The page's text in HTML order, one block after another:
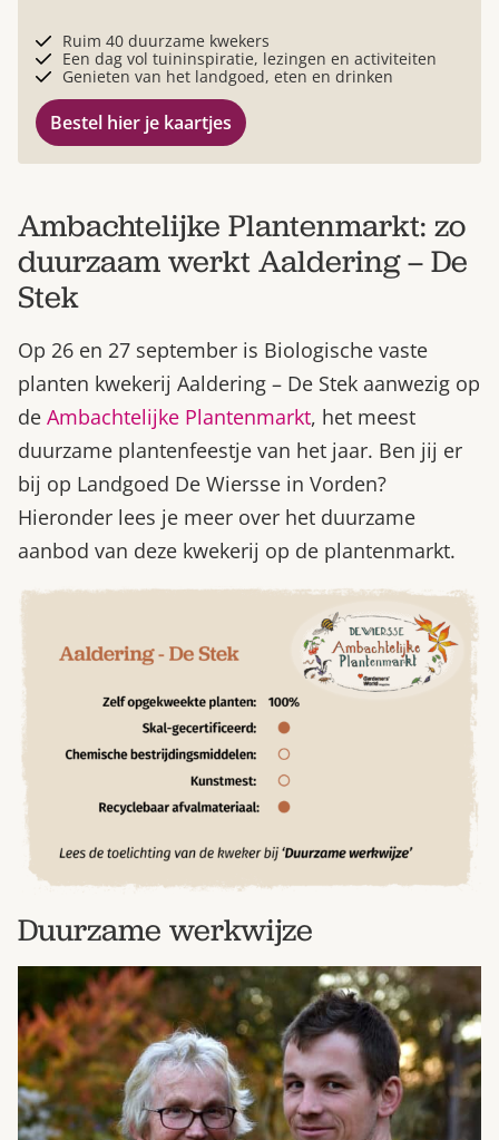
Ruim 40 duurzame kwekers
Een dag vol tuininspiratie, lezingen en activiteiten
Genieten van het landgoed, eten en drinken
Bestel hier je kaartjes
Ambachtelijke Plantenmarkt: zo
duurzaam werkt Aaldering – De
Stek
Op 26 en 27 september is Biologische vaste
planten kwekerij Aaldering – De Stek aanwezig op
de Ambachtelijke Plantenmarkt, het meest
duurzame plantenfeestje van het jaar. Ben jij er
bij op Landgoed De Wiersse in Vorden?
Hieronder lees je meer over het duurzame
aanbod van deze kwekerij op de plantenmarkt.
Duurzame werkwijze